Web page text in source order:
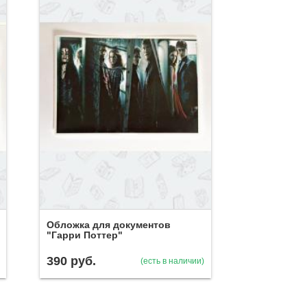
Обложка для документов
"Гарри Поттер"
390 руб. (есть в наличии)